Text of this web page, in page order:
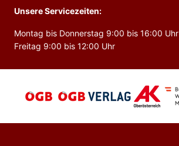
Unsere Servicezeiten:
Montag bis Donnerstag 9:00 bis 16:00 Uhr
Freitag 9:00 bis 12:00 Uhr